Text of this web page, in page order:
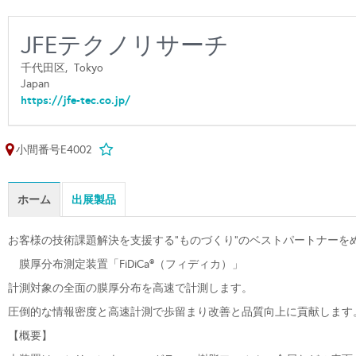
JFEテクノリサーチ
千代田区, Tokyo
Japan
https://jfe-tec.co.jp/
小間番号E4002
ホーム 出展製品
お客様の技術課題解決を支援する”ものづくり”のベストパートナーを
膜厚分布測定装置「FiDiCa®（フィディカ）」
計測対象の全面の膜厚分布を高速で計測します。
圧倒的な情報密度と高速計測で歩留まり改善と品質向上に貢献します
【概要】